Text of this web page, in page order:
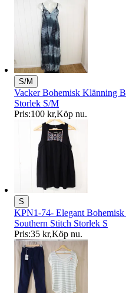
S/M
Vacker Bohemisk Klänning
Storlek S/M
Pris:100 kr,Köp nu.
S
KPN1-74- Elegant
Southern Stitch Storlek S
Pris:35 kr,Köp nu.